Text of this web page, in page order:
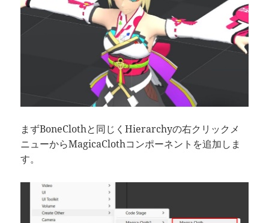
まずBoneClothと同じくHierarchyの右クリックメ
ニューからMagicaClothコンポーネントを追加しま
す。